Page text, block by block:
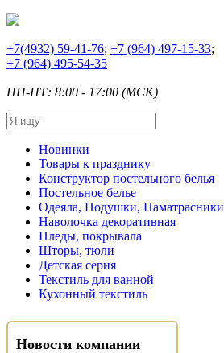
+7(4932) 59-41-76; +7 (964) 497-15-33;
+7 (964) 495-54-35
ПН-ПТ: 8:00 - 17:00 (МСК)
Новинки
Товары к празднику
Конструктор постельного белья
Постельное белье
Одеяла, Подушки, Наматрасники
Наволочка декоративная
Пледы, покрывала
Шторы, тюли
Детская серия
Текстиль для ванной
Кухонный текстиль
Новости компании